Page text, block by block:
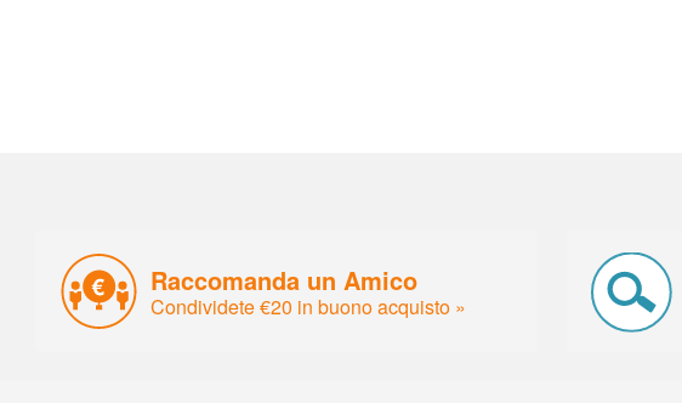
Raccomanda un Amico
Condividete €20 in buono acquisto »